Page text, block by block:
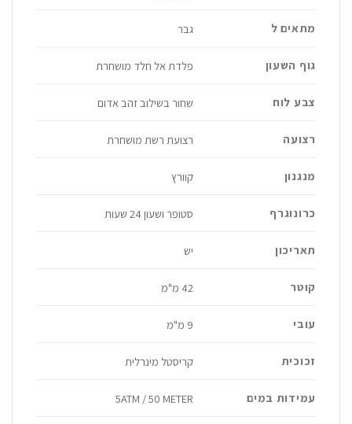
מתאים ל גבר
גוף השעון פלדת אל חלד מושחרת
צבע לוח שחור בשילוב זהב אדום
רצועה רצועת רשת מושחרת
מנגנון קוורץ
כרונוגרף סטופר ושעון 24 שעות
תאריכון יש
קוטר 42 מ"מ
עובי 9 מ"מ
זכוכית קריסטל מינרלית
עמידות במים 5ATM / 50 METER